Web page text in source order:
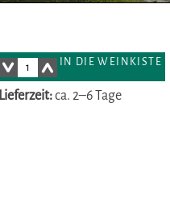
IN DIE WEINKISTE
Lieferzeit:ca. 2–6 Tage